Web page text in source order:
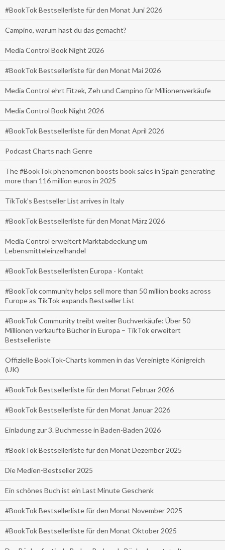
#BookTok Bestsellerliste für den Monat Juni 2026
Campino, warum hast du das gemacht?
Media Control Book Night 2026
#BookTok Bestsellerliste für den Monat Mai 2026
Media Control ehrt Fitzek, Zeh und Campino für Millionenverkäufe
Media Control Book Night 2026
#BookTok Bestsellerliste für den Monat April 2026
Podcast Charts nach Genre
The #BookTok phenomenon boosts book sales in Spain generating
more than 116 million euros in 2025
TikTok’s Bestseller List arrives in Italy
#BookTok Bestsellerliste für den Monat März 2026
Media Control erweitert Marktabdeckung um
Lebensmitteleinzelhandel
#BookTok Bestsellerlisten Europa - Kontakt
#BookTok community helps sell more than 50 million books across
Europe as TikTok expands Bestseller List
#BookTok Community treibt weiter Buchverkäufe: Über 50
Millionen verkaufte Bücher in Europa – TikTok erweitert
Bestsellerliste
Offizielle BookTok-Charts kommen in das Vereinigte Königreich
(UK)
#BookTok Bestsellerliste für den Monat Februar 2026
#BookTok Bestsellerliste für den Monat Januar 2026
Einladung zur 3. Buchmesse in Baden-Baden 2026
#BookTok Bestsellerliste für den Monat Dezember 2025
Die Medien-Bestseller 2025
Ein schönes Buch ist ein Last Minute Geschenk
#BookTok Bestsellerliste für den Monat November 2025
#BookTok Bestsellerliste für den Monat Oktober 2025